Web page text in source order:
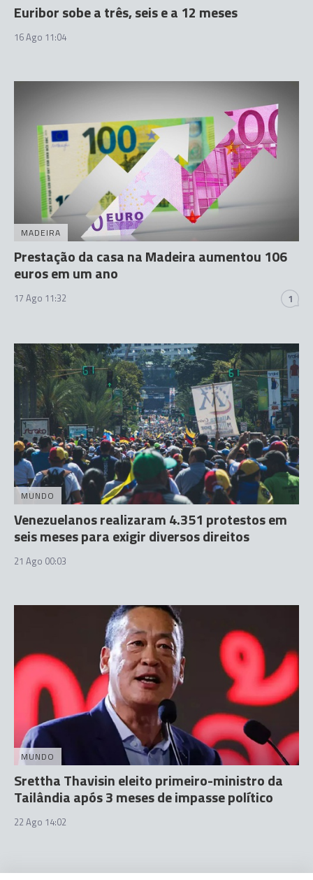
Euribor sobe a três, seis e a 12 meses
16 Ago 11:04
MADEIRA
Prestação da casa na Madeira aumentou 106
euros em um ano
17 Ago 11:32 1
MUNDO
Venezuelanos realizaram 4.351 protestos em
seis meses para exigir diversos direitos
21 Ago 00:03
MUNDO
Srettha Thavisin eleito primeiro-ministro da
Tailândia após 3 meses de impasse político
22 Ago 14:02